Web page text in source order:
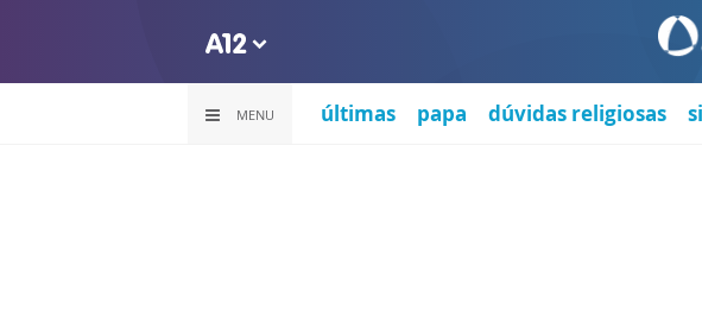
MENU últimas papa dúvidas religiosas